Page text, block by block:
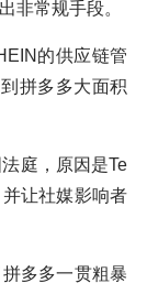
非常规手段。
的供应链管
拼多多大面积
庭，原因是Te
让社媒影响者
多多一贯粗暴